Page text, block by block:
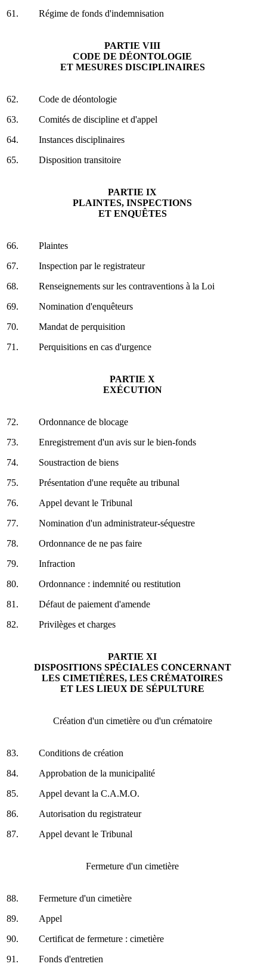
61. Régime de fonds d'indemnisation
PARTIE VIII
CODE DE DÉONTOLOGIE
ET MESURES DISCIPLINAIRES
62.
63.
64.
65.
Code de déontologie
Comités de discipline et d'appel
Instances disciplinaires
Disposition transitoire
PARTIE IX
PLAINTES, INSPECTIONS
ET ENQUÊTES
66.
67.
68.
69.
70.
71.
Plaintes
Inspection par le registrateur
Renseignements sur les contraventions à la Loi
Nomination d'enquêteurs
Mandat de perquisition
Perquisitions en cas d'urgence
PARTIE X
EXÉCUTION
72.
73.
74.
75.
76.
77.
78.
79.
80.
81.
82.
Ordonnance de blocage
Enregistrement d'un avis sur le bien-fonds
Soustraction de biens
Présentation d'une requête au tribunal
Appel devant le Tribunal
Nomination d'un administrateur-séquestre
Ordonnance de ne pas faire
Infraction
Ordonnance : indemnité ou restitution
Défaut de paiement d'amende
Privilèges et charges
PARTIE XI
DISPOSITIONS SPÉCIALES CONCERNANT
LES CIMETIÈRES, LES CRÉMATOIRES
ET LES LIEUX DE SÉPULTURE
Création d'un cimetière ou d'un crématoire
83.
84.
85.
86.
87.
Conditions de création
Approbation de la municipalité
Appel devant la C.A.M.O.
Autorisation du registrateur
Appel devant le Tribunal
Fermeture d'un cimetière
88.
89.
90.
91.
Fermeture d'un cimetière
Appel
Certificat de fermeture : cimetière
Fonds d'entretien